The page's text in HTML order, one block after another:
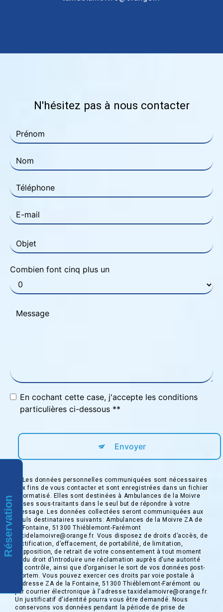
N'hésitez pas à nous contacter
Combien font cinq plus un
En cochant cette case, j'accepte les conditions
particulières ci-dessous **
Envoyer
** Les données personnelles communiquées sont nécessaires
aux fins de vous contacter et sont enregistrées dans un fichier
informatisé. Elles sont destinées à Ambulances de la Moivre
et ses sous-traitants dans le seul but de répondre à votre
message. Les données collectées seront communiquées aux
seuls destinataires suivants: Ambulances de la Moivre ZA de
la Fontaine, 51300 Thiéblemont-Farémont
taxidelamoivre@orange.fr. Vous disposez de droits d’accès, de
rectification, d’effacement, de portabilité, de limitation,
d’opposition, de retrait de votre consentement à tout moment
et du droit d’introduire une réclamation auprès d’une autorité
de contrôle, ainsi que d’organiser le sort de vos données post-
mortem. Vous pouvez exercer ces droits par voie postale à
l'adresse ZA de la Fontaine, 51300 Thiéblemont-Farémont ou
par courrier électronique à l'adresse taxidelamoivre@orange.fr.
Un justificatif d'identité pourra vous être demandé. Nous
conservons vos données pendant la période de prise de
Réservation